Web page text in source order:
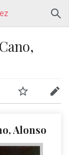
Alonso